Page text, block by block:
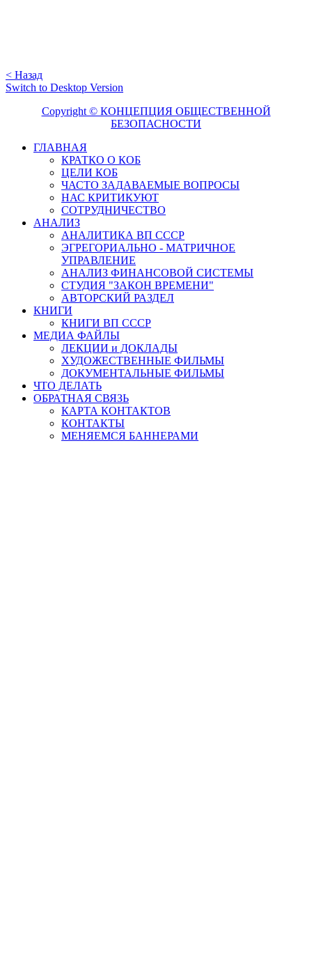
< Назад
Switch to Desktop Version
Copyright © КОНЦЕПЦИЯ ОБЩЕСТВЕННОЙ
БЕЗОПАСНОСТИ
ГЛАВНАЯ
КРАТКО О КОБ
ЦЕЛИ КОБ
ЧАСТО ЗАДАВАЕМЫЕ ВОПРОСЫ
НАС КРИТИКУЮТ
СОТРУДНИЧЕСТВО
АНАЛИЗ
АНАЛИТИКА ВП СССР
ЭГРЕГОРИАЛЬНО - МАТРИЧНОЕ
УПРАВЛЕНИЕ
АНАЛИЗ ФИНАНСОВОЙ СИСТЕМЫ
СТУДИЯ "ЗАКОН ВРЕМЕНИ"
АВТОРСКИЙ РАЗДЕЛ
КНИГИ
КНИГИ ВП СССР
МЕДИА ФАЙЛЫ
ЛЕКЦИИ и ДОКЛАДЫ
ХУДОЖЕСТВЕННЫЕ ФИЛЬМЫ
ДОКУМЕНТАЛЬНЫЕ ФИЛЬМЫ
ЧТО ДЕЛАТЬ
ОБРАТНАЯ СВЯЗЬ
КАРТА КОНТАКТОВ
КОНТАКТЫ
МЕНЯЕМСЯ БАННЕРАМИ